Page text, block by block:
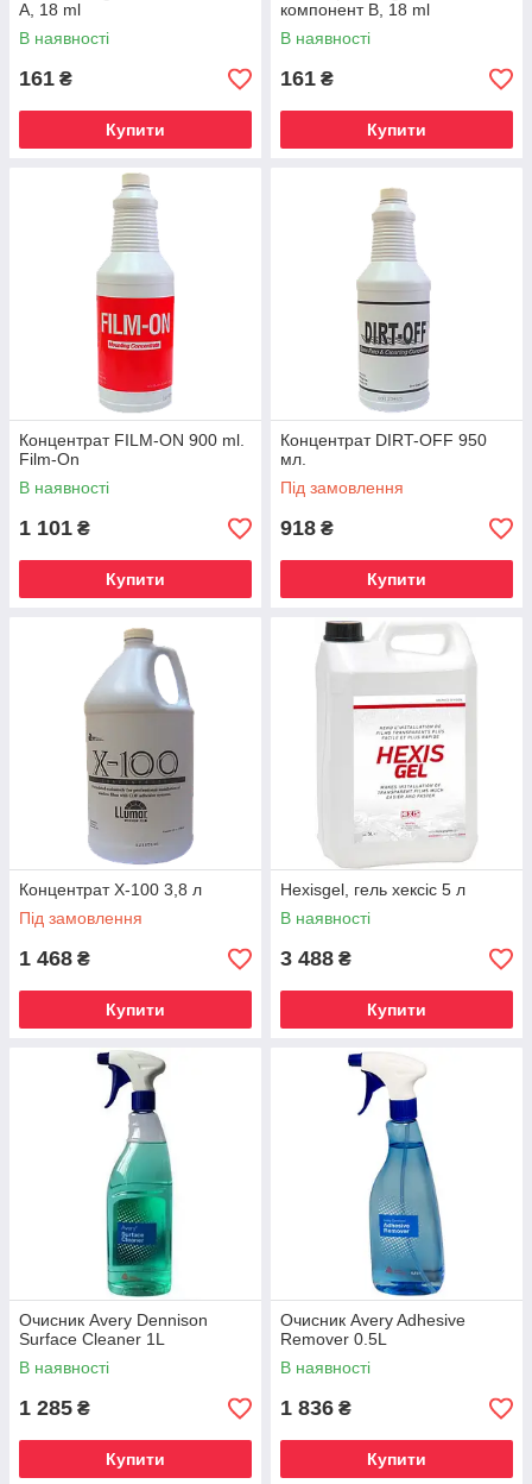
А, 18 ml
В наявності
161 ₴
Купити
компонент B, 18 ml
В наявності
161 ₴
Купити
Концентрат FILM-ON 900 ml.
Film-On
В наявності
1 101 ₴
Купити
Концентрат DIRT-OFF 950
мл.
Під замовлення
918 ₴
Купити
Концентрат Х-100 3,8 л
Під замовлення
1 468 ₴
Купити
Hexisgel, гель хексіс 5 л
В наявності
3 488 ₴
Купити
Очисник Avery Dennison
Surface Cleaner 1L
В наявності
1 285 ₴
Купити
Очисник Avery Adhesive
Remover 0.5L
В наявності
1 836 ₴
Купити